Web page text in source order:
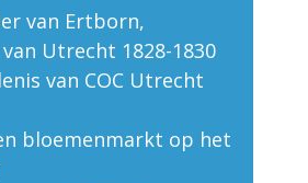
van Ertborn,
Utrecht 1828-1830
van COC Utrecht
bloemenmarkt op het